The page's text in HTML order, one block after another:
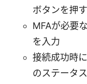
ボタンを押す
MFAが必要
を入力
接続成功時
のステータ